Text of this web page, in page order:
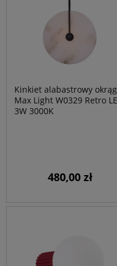
Kinkiet alabastrowy
Max Light W0329 Retro
3W 3000K
480,00 zł